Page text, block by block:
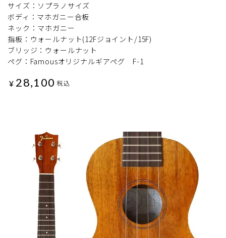
サイズ：ソプラノサイズ
ボディ：マホガニー合板
ネック：マホガニー
指板：ウォールナット(12Fジョイント/15F)
ブリッジ：ウォールナット
ペグ：Famousオリジナルギアペグ F-1
¥ 28,100 税込